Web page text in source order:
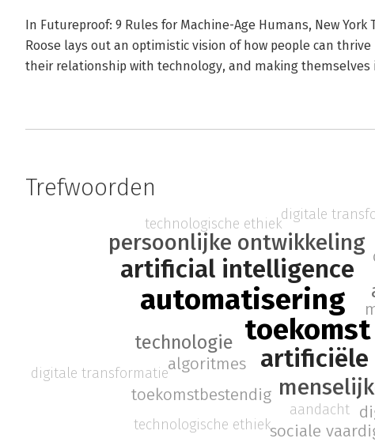
In Futureproof: 9 Rules for Machine-Age Humans, New
Roose lays out an optimistic vision of how people can
their relationship with technology, and making themselves
Trefwoorden
toekomst
automatisering
artificial intelligence
persoonlijke ontwikkeling
technologie
algoritmes
toekomstbestendig
sociale
aandacht
technologische ethiek
digitale transformatie
technologische ethiek
digitale